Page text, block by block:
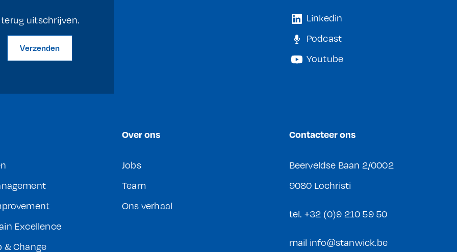
uitschrijven.
Verzenden
Linkedin
Podcast
Youtube
Excellence
& Change
Over ons
Jobs
Team
Ons verhaal
Contacteer ons
Beerveldse Baan 2/0002
9080 Lochristi
tel. +32 (0)9 210 59 50
mail info@stanwick.be